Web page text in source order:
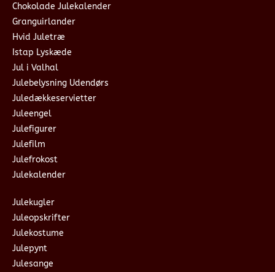
Chokolade Julekalender
Granguirlander
Hvid Juletræ
Istap Lyskæde
Jul i Valhal
Julebelysning Udendørs
Juledækkeservietter
Juleengel
Julefigurer
Julefilm
Julefrokost
Julekalender
Julekugler
Juleopskrifter
Julekostume
Julepynt
Julesange